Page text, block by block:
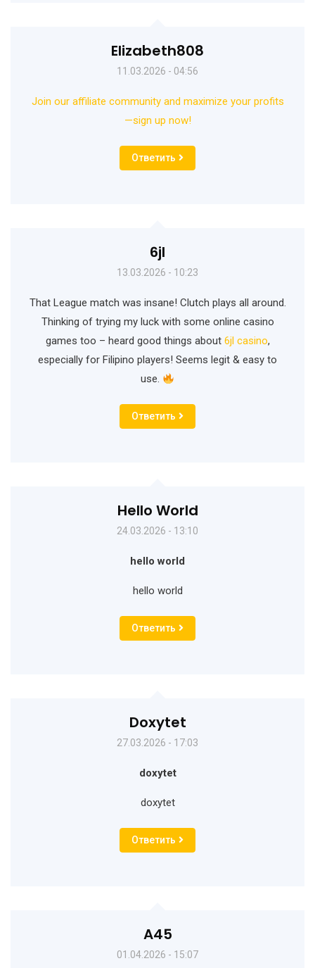
Elizabeth808
11.03.2026 - 04:56
Join our affiliate community and maximize your profits
—sign up now!
Ответить
6jl
13.03.2026 - 10:23
That League match was insane! Clutch plays all around.
Thinking of trying my luck with some online casino
games too – heard good things about 6jl casino,
especially for Filipino players! Seems legit & easy to
use.
Ответить
Hello World
24.03.2026 - 13:10
hello world
hello world
Ответить
Doxytet
27.03.2026 - 17:03
doxytet
doxytet
Ответить
A45
01.04.2026 - 15:07